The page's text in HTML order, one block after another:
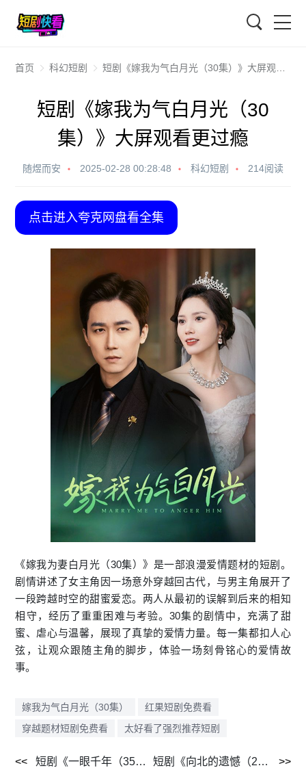
首页 科幻短剧 短剧《嫁我为气白月光（30集）》大屏观看更过瘾
短剧《嫁我为气白月光（30
集）》大屏观看更过瘾
随煜而安 2025-02-28 00:28:48 科幻短剧 214阅读
点击进入夸克网盘看全集
《嫁我为妻白月光（30集）》是一部浪漫爱情题材的短剧。
剧情讲述了女主角因一场意外穿越回古代，与男主角展开了
一段跨越时空的甜蜜爱恋。两人从最初的误解到后来的相知
相守，经历了重重困难与考验。30集的剧情中，充满了甜
蜜、虐心与温馨，展现了真挚的爱情力量。每一集都扣人心
弦，让观众跟随主角的脚步，体验一场刻骨铭心的爱情故
事。
嫁我为气白月光（30集）
红果短剧免费看
穿越题材短剧免费看
太好看了强烈推荐短剧
短剧《一眼千年（35集）》平板大屏观影体验 短剧《向北的遗憾（20集）》全集缓存随时享